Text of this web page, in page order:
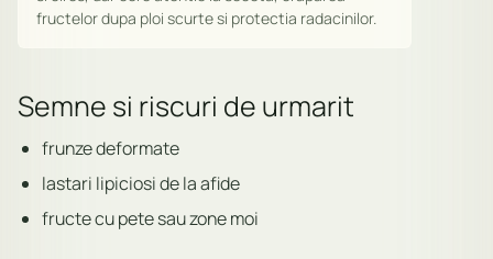
fructelor dupa ploi scurte si protectia radacinilor.
Semne si riscuri de urmarit
frunze deformate
lastari lipiciosi de la afide
fructe cu pete sau zone moi